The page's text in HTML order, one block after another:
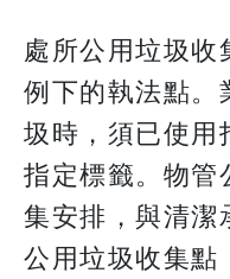
處所公用垃圾收
例下的執法點。
圾時，須已使用
指定標籤。物管
集安排，與清潔
公用垃圾收集點